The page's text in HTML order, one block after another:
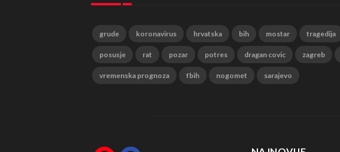
grude koronavirus hrvatska bih mostar tragedija
posusje rat pozar potres dragan covic zagreb
vremenska prognoza fbih nogomet sarajevo